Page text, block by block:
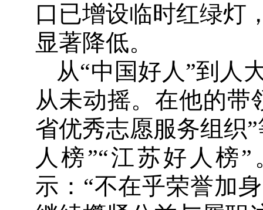
口已增设临时红绿灯
显著降低。
从“中国好人”到人
从未动摇。在他的带
省优秀志愿服务组织
人榜”“江苏好人榜
示：“不在乎荣誉加